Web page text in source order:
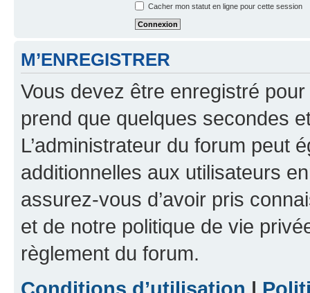
Cacher mon statut en ligne pour cette session
M’ENREGISTRER
Vous devez être enregistré
prend que quelques secondes
L’administrateur du forum peut
additionnelles aux utilisateurs
assurez-vous d’avoir pris
et de notre politique de vie
règlement du forum.
Conditions d’utilisation |